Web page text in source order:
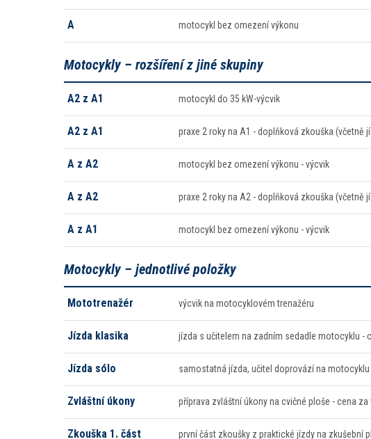
A motocykl bez omezení výkonu
Motocykly – rozšíření z jiné skupiny
A2 z A1 motocykl do 35 kW-výcvik
A2 z A1 praxe 2 roky na A1 - doplňková zkouška (včetně
A z A2 motocykl bez omezení výkonu - výcvik
A z A2 praxe 2 roky na A2 - doplňková zkouška (včetně
A z A1 motocykl bez omezení výkonu - výcvik
Motocykly – jednotlivé položky
Mototrenažér výcvik na motocyklovém trenažéru
Jízda klasika jízda s učitelem na zadním sedadle motocyklu -
Jízda sólo samostatná jízda, učitel doprovází na motocyklu
Zvláštní úkony příprava zvláštní úkony na cvičné ploše - cena za
Zkouška 1. část první část zkoušky z praktické jízdy na zkušební